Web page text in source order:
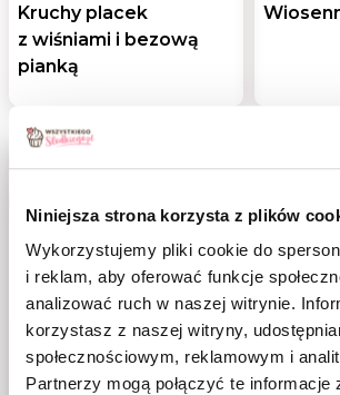
Niniejsza strona korzysta z plików
Wykorzystujemy pliki cookie do
i reklam, aby oferować funkcje
analizować ruch w naszej witrynie.
korzystasz z naszej witryny,
społecznościowym, reklamowym i
Partnerzy mogą połączyć te informacje
Kruchy placek
z wiśniami i bezową
pianką
Jogurtowe ciasto
z kruszonką